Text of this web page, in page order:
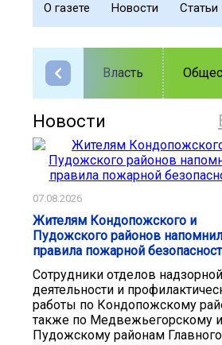
О газете Новости Статьи
Власть
Новости
07.08.2026
Жителям Кондопожского и
Пудожского районов
правила пожарной
Сотрудники отделов надзорной
деятельности и
работы по Кондопожскому
также по Медвежьегорскому и
Пудожскому районам Главного